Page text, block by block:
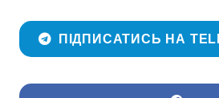
ПІДПИСАТИСЬ НА